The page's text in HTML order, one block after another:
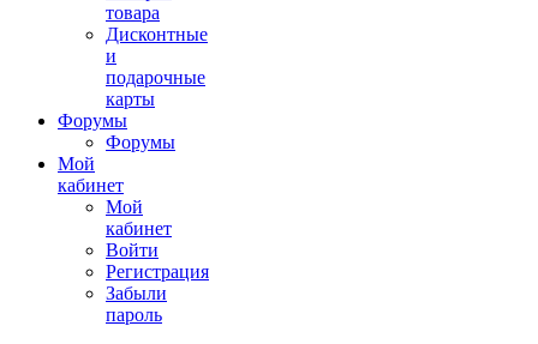
товара
Дисконтные
и
подарочные
карты
Форумы
Форумы
Мой
кабинет
Мой
кабинет
Войти
Регистрация
Забыли
пароль